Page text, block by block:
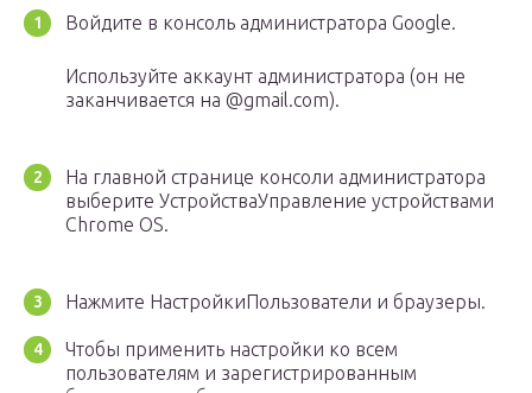
Войдите в консоль администратора Google.
Используйте аккаунт администратора (он не
заканчивается на @gmail.com).
На главной странице консоли администратора
выберите УстройстваУправление устройствами
Chrome OS.
Нажмите НастройкиПользователи и браузеры.
Чтобы применить настройки ко всем
пользователям и зарегистрированным